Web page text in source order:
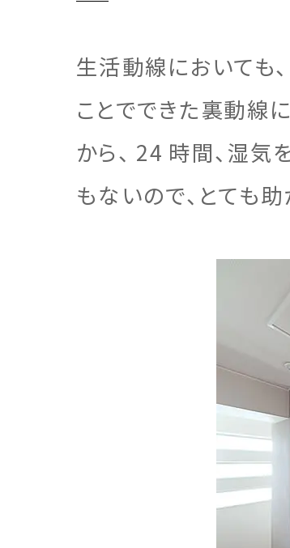
生活動線においても
ことでできた裏動線
から、 24 時間、湿
もないので、とても助